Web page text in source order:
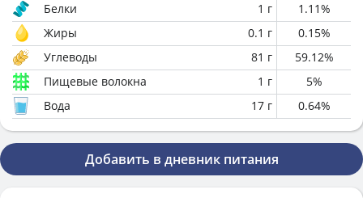
Белки
1 г 1.11%
Жиры
0.1 г 0.15%
Углеводы
81 г 59.12%
Пищевые волокна
1 г 5%
Вода
17 г 0.64%
Добавить в дневник питания